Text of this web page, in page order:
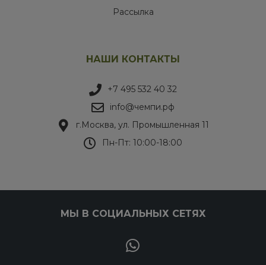
Рассылка
НАШИ КОНТАКТЫ
+7 495 532 40 32
info@чемпи.рф
г.Москва, ул. Промышленная 11
Пн-Пт: 10:00-18:00
МЫ В СОЦИАЛЬНЫХ СЕТЯХ